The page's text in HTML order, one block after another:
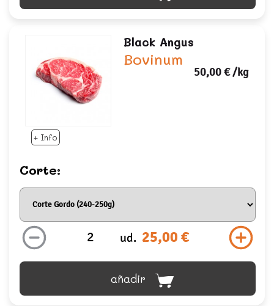
+ Info
Black Angus
Bovinum
50,00 €/kg
Corte:
ud. 25,00 €
añadir